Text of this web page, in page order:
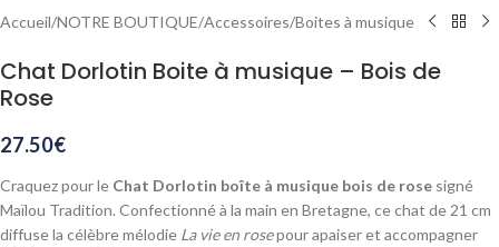
Accueil/NOTRE BOUTIQUE/Accessoires/Boites à musique
Chat Dorlotin Boite à musique – Bois de
Rose
27.50€
Craquez pour le Chat Dorlotin boîte à musique bois de rose signé
Maïlou Tradition. Confectionné à la main en Bretagne, ce chat de 21 cm
diffuse la célèbre mélodie La vie en rosepour apaiser et accompagner